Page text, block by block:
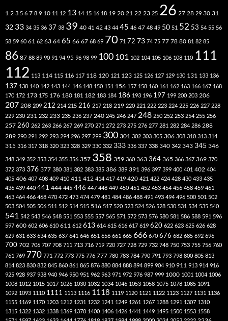
1 2 3 5 6 7 8 9 10 11 12 13 14 15 16 18 19 20 21 22 23 25 26 27 28 29 30 31
32 33 34 35 36 37 38 39 40 41 42 43 44 45 46 47 48 49 50 51 52 53 54 55 56
58 59 60 61 62 63 64 65 66 67 68 69 70 71 72 73 74 75 77 78 80 81 82 85
86 87 88 89 90 91 94 95 96 98 99 100 101 102 104 105 106 108 110 111
112 113 114 115 116 117 118 120 121 123 125 126 127 129 130 131 133 136
137 138 140 142 143 144 146 148 150 151 156 157 158 160 161 162 163 166 167 168
170 172 173 175 176 180 181 182 183 184 186 193 196 197 199 200 203 206
207 208 209 212 214 215 216 217 218 219 220 221 222 223 224 225 226 227 228
229 230 231 232 233 235 236 237 240 245 246 247 248 250 252 253 254 255 256
257 260 262 263 266 267 269 270 271 272 273 275 276 277 281 282 284 286 288
289 290 291 292 293 294 296 297 299 300 301 302 303 305 306 308 310 313 314
315 316 317 318 320 323 328 329 330 332 333 336 337 338 340 342 343 345 346
348 349 352 353 354 355 356 357 358 359 360 363 364 365 366 367 369 370
372 373 376 377 380 381 382 383 385 386 389 391 396 397 399 400 401 402 404
405 406 407 408 409 410 411 412 414 417 419 420 421 422 424 428 430 433 435
436 439 440 441 444 445 446 447 448 449 450 451 452 453 454 456 458 459 461
463 464 466 468 470 472 473 474 479 481 484 486 488 491 493 494 496 500 501 502
503 504 505 506 511 512 514 515 516 517 520 523 524 526 528 530 531 534 535 540
541 542 543 546 548 551 553 555 557 565 571 572 573 576 580 581 586 588 591 596
597 600 602 606 610 611 612 613 614 615 616 617 619 620 622 623 625 626 628
629 631 633 634 635 637 641 646 651 656 661 665 666 670 676 682 685 692 696
700 702 706 707 708 711 713 716 719 720 727 728 729 732 748 750 753 755 756 760
761 769 770 771 772 773 775 776 777 780 783 784 790 791 793 798 800 805 813
814 823 830 832 845 860 861 865 876 880 884 888 894 899 904 910 911 913 914 916
925 928 937 938 940 946 950 951 962 963 971 972 976 987 999 1000 1001 1004 1006
1008 1012 1015 1017 1026 1030 1032 1034 1046 1053 1058 1075 1078 1085 1091
1092 1093 1110 1111 1113 1116 1118 1119 1120 1121 1122 1123 1127 1131 1136
1155 1169 1170 1203 1212 1231 1232 1241 1249 1261 1267 1288 1291 1307 1310
1315 1322 1332 1338 1369 1370 1400 1406 1426 1441 1449 1495 1500 1553 1558